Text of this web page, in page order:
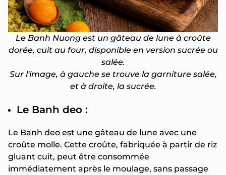
Le Banh Nuong est un gâteau de lune à croûte
dorée, cuit au four, disponible en version sucrée ou
salée.
Sur l'image, à gauche se trouve la garniture salée,
et à droite, la sucrée.
Le Banh deo :
Le Banh deo est une gâteau de lune avec une
croûte molle. Cette croûte, fabriquée à partir de riz
gluant cuit, peut être consommée
immédiatement après le moulage, sans passage